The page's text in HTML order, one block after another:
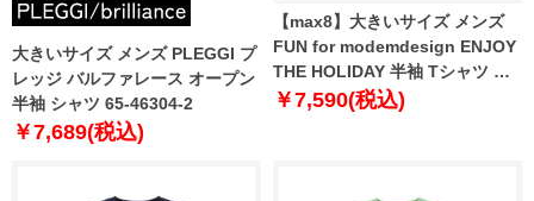
大きいサイズ メンズ PLEGGI プ
レッジ バルファレース オープン
半袖 シャツ 65-46304-2
￥7,689(税込)
【max8】大きいサイズ メンズ
FUN for modemdesign ENJOY
THE HOLIDAY 半袖 Tシャツ ホ
ワイト 1278-5253-1 3L 4L 5L
￥7,590(税込)